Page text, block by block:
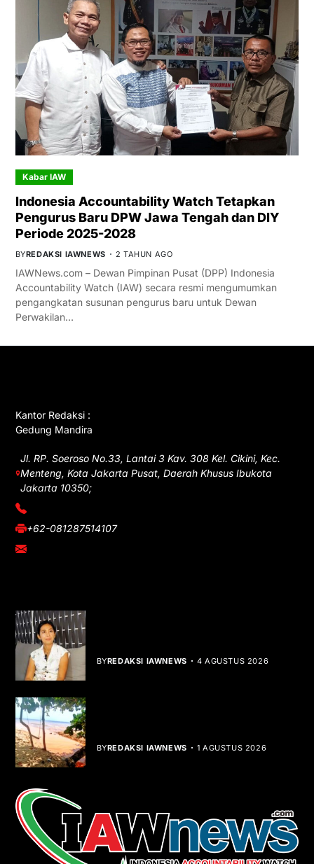
Kabar IAW
Indonesia Accountability Watch Tetapkan
Pengurus Baru DPW Jawa Tengah dan DIY
Periode 2025-2028
BYREDAKSI IAWNEWS 2 TAHUN AGO
IAWNews.com – Dewan Pimpinan Pusat (DPP) Indonesia
Accountability Watch (IAW) secara resmi mengumumkan
pengangkatan susunan pengurus baru untuk Dewan
Perwakilan…
Kantor Redaksi :
Gedung Mandira
Jl. RP. Soeroso No.33, Lantai 3 Kav. 308 Kel. Cikini, Kec.
Menteng, Kota Jakarta Pusat, Daerah Khusus Ibukota
Jakarta 10350;
(021) 3908026
+62-081287514107
adm@iawnews.com
BYREDAKSI IAWNEWS 4 AGUSTUS 2026
BYREDAKSI IAWNEWS 1 AGUSTUS 2026